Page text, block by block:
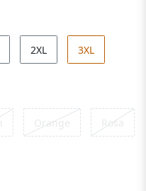
2XL 3XL
Orange Rosa